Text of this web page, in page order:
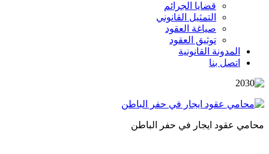
قضايا الجرائم
التمثيل القانوني
صياغة العقود
توثيق العقود
المدونة القانونية
اتصل بنا
محامي عقود ايجار في حفر الباطن